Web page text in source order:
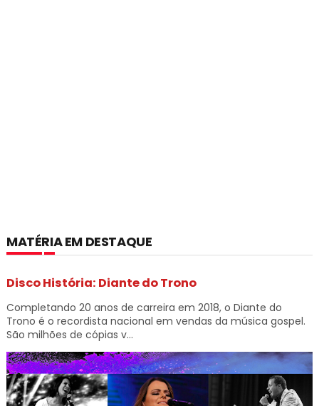
MATÉRIA EM DESTAQUE
Disco História: Diante do Trono
Completando 20 anos de carreira em 2018, o Diante do
Trono é o recordista nacional em vendas da música gospel.
São milhões de cópias v...